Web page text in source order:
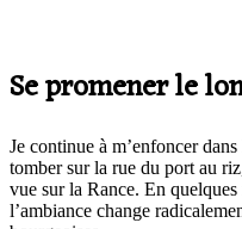
Se promener le
Je continue à m’enfoncer
tomber sur la rue du port au
vue sur la Rance. En
l’ambiance change